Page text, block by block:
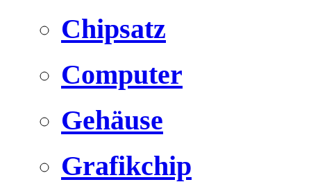
Chipsatz
Computer
Gehäuse
Grafikchip